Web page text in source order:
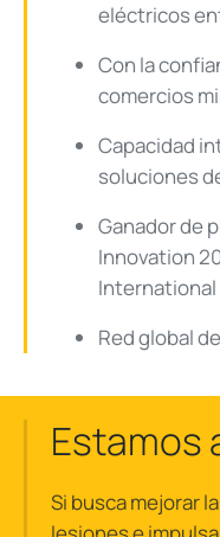
eléctricos
Con la
comercios
Capacidad
soluciones
Ganador de
Innovation
International
Red global
Estamos
Si busca mejorar